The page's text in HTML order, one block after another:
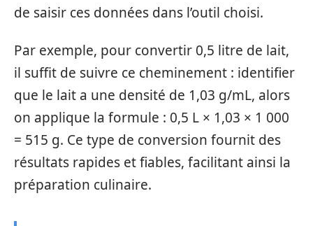
de saisir ces données dans l’outil choisi.
Par exemple, pour convertir 0,5 litre de lait,
il suffit de suivre ce cheminement : identifier
que le lait a une densité de 1,03 g/mL, alors
on applique la formule : 0,5 L × 1,03 × 1 000
= 515 g. Ce type de conversion fournit des
résultats rapides et fiables, facilitant ainsi la
préparation culinaire.